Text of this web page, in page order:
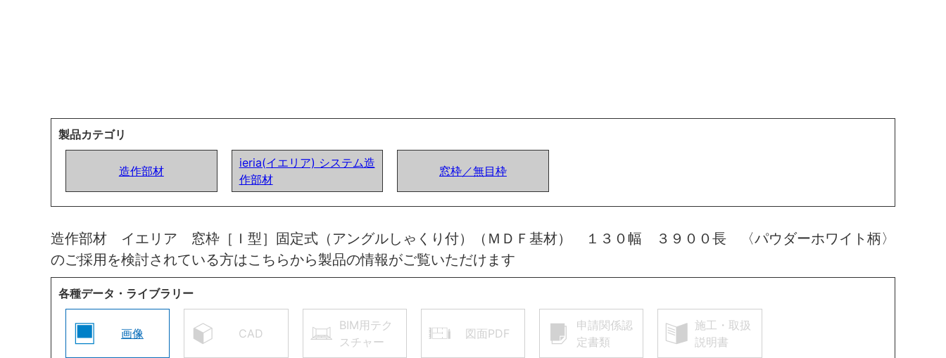
製品カテゴリ
造作部材
ieria(イエリア) システム造
作部材
窓枠／無目枠
造作部材 イエリア 窓枠［Ｉ型］固定式（アングルしゃくり付）（ＭＤＦ基材） １３０幅 ３９００長 〈パウダーホワイト柄〉
のご採用を検討されている方はこちらから製品の情報がご覧いただけます
各種データ・ライブラリー
画像 CAD
BIM用テク
スチャー
図面PDF
申請関係認
定書類
施工・取扱
説明書